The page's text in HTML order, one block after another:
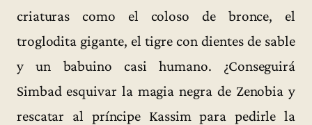
criaturas como el coloso de bronce, el
troglodita gigante, el tigre con dientes de sable
y un babuino casi humano. ¿Conseguirá
Simbad esquivar la magia negra de Zenobia y
rescatar al príncipe Kassim para pedirle la